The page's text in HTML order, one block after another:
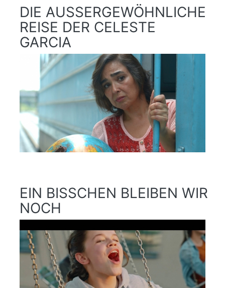
DIE AUSSERGEWÖHNLICHE R
EISE DER CELESTE G
ARCIA
EIN BISSCHEN BLEIBEN WIR
NOCH